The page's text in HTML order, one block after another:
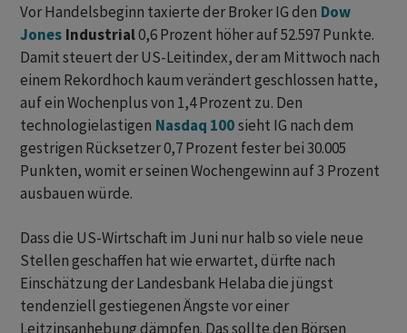
Vor Handelsbeginn taxierte der Broker IG den Dow
Jones Industrial0,6 Prozent höher auf 52.597 Punkte.
Damit steuert der US-Leitindex, der am Mittwoch nach
einem Rekordhoch kaum verändert geschlossen hatte,
auf ein Wochenplus von 1,4 Prozent zu. Den
technologielastigen Nasdaq 100sieht IG nach dem
gestrigen Rücksetzer 0,7 Prozent fester bei 30.005
Punkten, womit er seinen Wochengewinn auf 3 Prozent
ausbauen würde.
Dass die US-Wirtschaft im Juni nur halb so viele neue
Stellen geschaffen hat wie erwartet, dürfte nach
Einschätzung der Landesbank Helaba die jüngst
tendenziell gestiegenen Ängste vor einer
Leitzinsanhebung dämpfen. Das sollte den Börsen